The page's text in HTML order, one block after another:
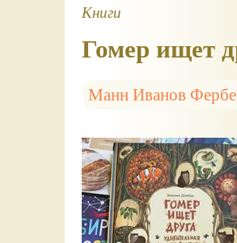
Книги
Гомер ищет
Манн Иванов